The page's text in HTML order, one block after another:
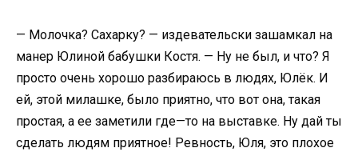
— Молочка? Сахарку? — издевательски зашамкал на
манер Юлиной бабушки Костя. — Ну не был, и что? Я
просто очень хорошо разбираюсь в людях, Юлёк. И
ей, этой милашке, было приятно, что вот она, такая
простая, а ее заметили где—то на выставке. Ну дай ты
сделать людям приятное! Ревность, Юля, это плохое